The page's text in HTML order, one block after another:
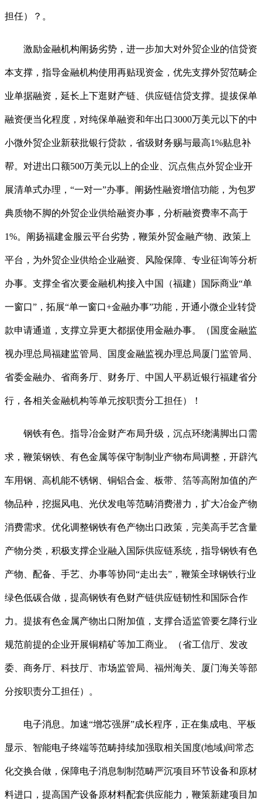
担任）？。
激励金融机构阐扬劣势，进一步加大对外贸企业的信贷资
本支撑，指导金融机构使用再贴现资金，优先支撑外贸范畴企
业单据融资，延长上下逛财产链、供应链信贷支撑。提拔保单
融资便当化程度，对纯保单融资和年出口3000万美元以下的中
小微外贸企业新获批银行贷款，省级财务赐与最高1%贴息补
帮。对进出口额500万美元以上的企业、沉点焦点外贸企业开
展清单式办理，“一对一”办事。阐扬性融资增信功能，为包罗
典质物不脚的外贸企业供给融资办事，分析融资费率不高于
1%。阐扬福建金服云平台劣势，鞭策外贸金融产物、政策上
平台，为外贸企业供给企业融资、风险保障、专业征询等分析
办事。支撑全省次要金融机构接入中国（福建）国际商业“单
一窗口”，拓展“单一窗口+金融办事”功能，开通小微企业转贷
款申请通道，支撑立异更大都据使用金融办事。（国度金融监
视办理总局福建监管局、国度金融监视办理总局厦门监管局、
省委金融办、省商务厅、财务厅、中国人平易近银行福建省分
行，各相关金融机构等单元按职责分工担任）！
钢铁有色。指导冶金财产布局升级，沉点环绕满脚出口需
求，鞭策钢铁、有色金属等保守制制业产物布局调整，开辟汽
车用钢、高机能不锈钢、铜铝合金、板带、箔等高附加值的产
物品种，挖掘风电、光伏发电等范畴消费潜力，扩大冶金产物
消费需求。优化调整钢铁有色产物出口政策，完美高手艺含量
产物分类，积极支撑企业融入国际供应链系统，指导钢铁有色
产物、配备、手艺、办事等协同“走出去”，鞭策全球钢铁行业
绿色低碳合做，提高钢铁有色财产链供应链韧性和国际合作
力。提拔有色金属产物出口附加值，支撑合适监管要乞降行业
规范前提的企业开展铜精矿等加工商业。（省工信厅、发改
委、商务厅、科技厅、市场监管局、福州海关、厦门海关等部
分按职责分工担任）。
电子消息。加速“增芯强屏”成长程序，正在集成电、平板
显示、智能电子终端等范畴持续加强取相关国度(地域)间常态
化交换合做，保障电子消息制制范畴严沉项目环节设备和原材
料进口，提高国产设备原材料配套供应能力，鞭策新建项目加